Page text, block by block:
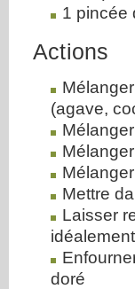
1 pincée
Actions
(agave,
Mettre
Laisser
idéalement
doré